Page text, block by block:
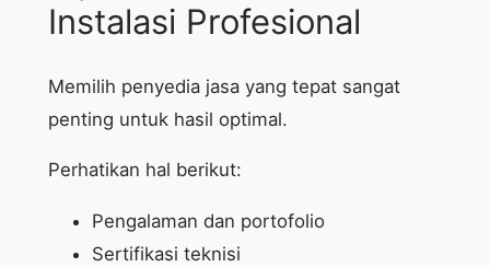
Instalasi Profesional
Memilih penyedia jasa yang tepat sangat
penting untuk hasil optimal.
Perhatikan hal berikut:
Pengalaman dan portofolio
Sertifikasi teknisi